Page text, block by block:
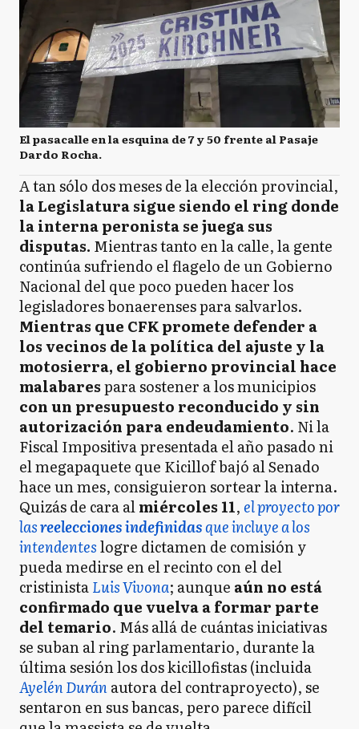
El pasacalle en la esquina de 7 y 50 frente al Pasaje
Dardo Rocha.
A tan sólo dos meses de la elección provincial,
la Legislatura sigue siendo el ring donde
la interna peronista se juega sus
disputas. Mientras tanto en la calle, la gente
continúa sufriendo el flagelo de un Gobierno
Nacional del que poco pueden hacer los
legisladores bonaerenses para salvarlos.
Mientras que CFK promete defender a
los vecinos de la política del ajuste y la
motosierra, el gobierno provincial hace
malabarespara sostener a los municipios
con un presupuesto reconducido y sin
autorización para endeudamiento. Ni la
Fiscal Impositiva presentada el año pasado ni
el megapaquete que Kicillof bajó al Senado
hace un mes, consiguieron sortear la interna.
Quizás de cara almiércoles 11,el proyecto por
lasreelecciones indefinidasque incluye a los
intendenteslogre dictamen de comisión y
pueda medirse en el recinto con el del
cristinistaLuis Vivona; aunque aún no está
confirmado que vuelva a formar parte
del temario. Más allá de cuántas iniciativas
se suban al ring parlamentario, durante la
última sesión los dos kicillofistas (incluida
Ayelén Duránautora del contraproyecto), se
sentaron en sus bancas, pero parece difícil